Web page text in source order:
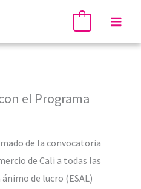
el Programa
de la convocatoria
de Cali a todas las
de lucro (ESAL)